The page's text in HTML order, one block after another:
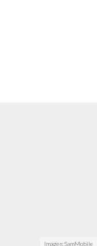
Imagen: SamMobile